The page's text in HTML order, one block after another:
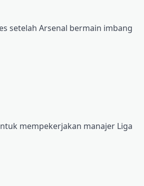
setelah Arsenal bermain imbang
mempekerjakan manajer Liga